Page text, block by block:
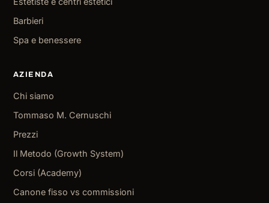
Barbieri
Spa e benessere
AZIENDA
Chi siamo
Tommaso M. Cernuschi
Prezzi
Il Metodo (Growth System)
Corsi (Academy)
Canone fisso vs commissioni